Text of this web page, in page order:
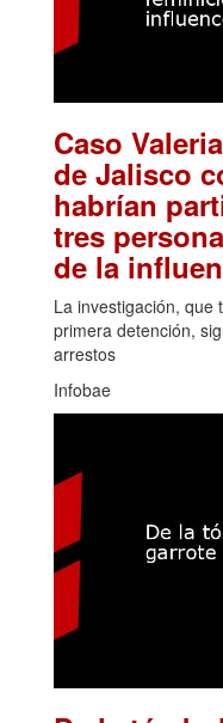
Caso
de Jalisco
habrían
tres
de la
La investigación, que
primera detención,
arrestos
Infobae